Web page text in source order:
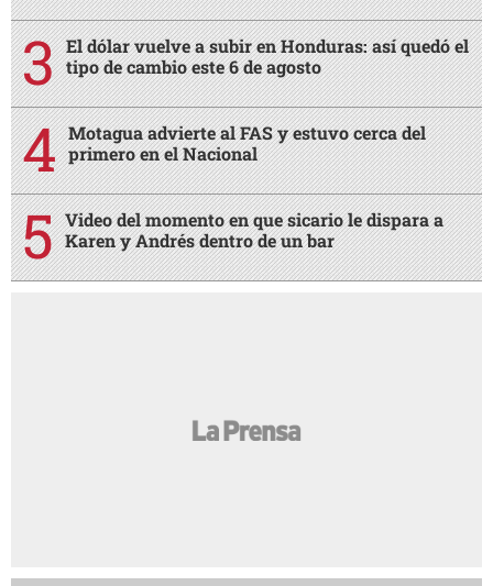
El dólar vuelve a subir en Honduras: así quedó el
tipo de cambio este 6 de agosto
Motagua advierte al FAS y estuvo cerca del
primero en el Nacional
Video del momento en que sicario le dispara a
Karen y Andrés dentro de un bar